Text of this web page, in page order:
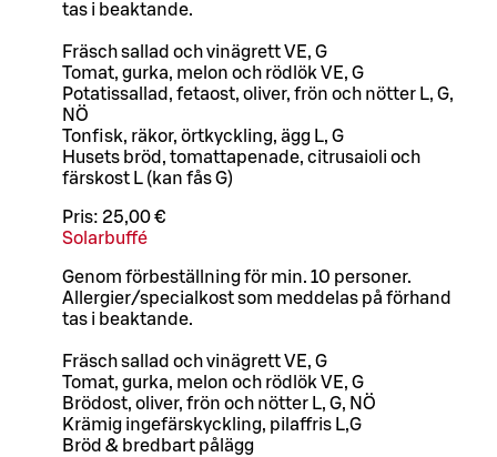
tas i beaktande.
Fräsch sallad och vinägrett VE, G
Tomat, gurka, melon och rödlök VE, G
Potatissallad, fetaost, oliver, frön och nötter L, G,
NÖ
Tonfisk, räkor, örtkyckling, ägg L, G
Husets bröd, tomattapenade, citrusaioli och
färskost L (kan fås G)
Pris: 25,00 €
Solarbuffé
Genom förbeställning för min. 10 personer.
Allergier/specialkost som meddelas på förhand
tas i beaktande.
Fräsch sallad och vinägrett VE, G
Tomat, gurka, melon och rödlök VE, G
Brödost, oliver, frön och nötter L, G, NÖ
Krämig ingefärskyckling, pilaffris L,G
Bröd & bredbart pålägg